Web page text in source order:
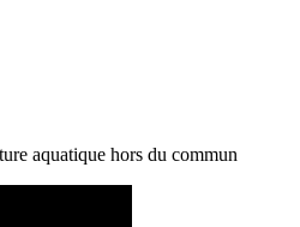
aquatique hors du commun